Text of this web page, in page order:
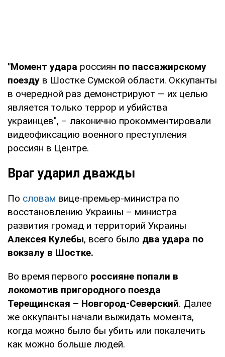
"Момент удара россиян по пассажирскому
поезду в Шостке Сумской области. Оккупанты
в очередной раз демонстрируют — их целью
является только террор и убийства
украинцев", – лаконично прокомментировали
видеофиксацию военного преступления
россиян в Центре.
Враг ударил дважды
По словам вице-премьер-министра по
восстановлению Украины – министра
развития громад и территорий Украины
Алексея Кулебы, всего было два удара по
вокзалу в Шостке.
Во время первого россияне попали в
локомотив пригородного поезда
Терещинская – Новгород-Северский. Далее
же оккупанты начали выжидать момента,
когда можно было бы убить или покалечить
как можно больше людей.